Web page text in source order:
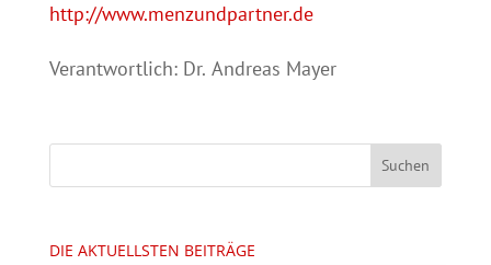
http://www.menzundpartner.de
Verantwortlich: Dr. Andreas Mayer
DIE AKTUELLSTEN BEITRÄGE